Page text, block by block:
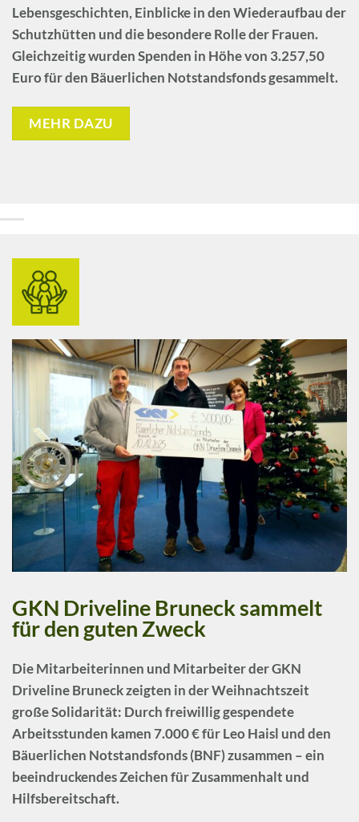
Lebensgeschichten, Einblicke in den Wiederaufbau der
Schutzhütten und die besondere Rolle der Frauen.
Gleichzeitig wurden Spenden in Höhe von 3.257,50
Eurofür den Bäuerlichen Notstandsfondsgesammelt.
MEHR DAZU
GKN Driveline Bruneck sammelt
für den guten Zweck
Die Mitarbeiterinnen und Mitarbeiter derGKN
Driveline Bruneckzeigten in der Weihnachtszeit
große Solidarität: Durch freiwillig gespendete
Arbeitsstunden kamen7.000 €fürLeo Haisl und den
Bäuerlichen Notstandsfonds (BNF)zusammen – ein
beeindruckendes Zeichen für Zusammenhalt und
Hilfsbereitschaft.